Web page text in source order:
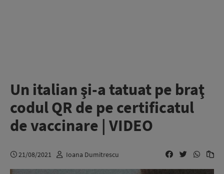
Un italian şi-a tatuat pe braţ
codul QR de pe certificatul
de vaccinare | VIDEO
21/08/2021 Ioana Dumitrescu